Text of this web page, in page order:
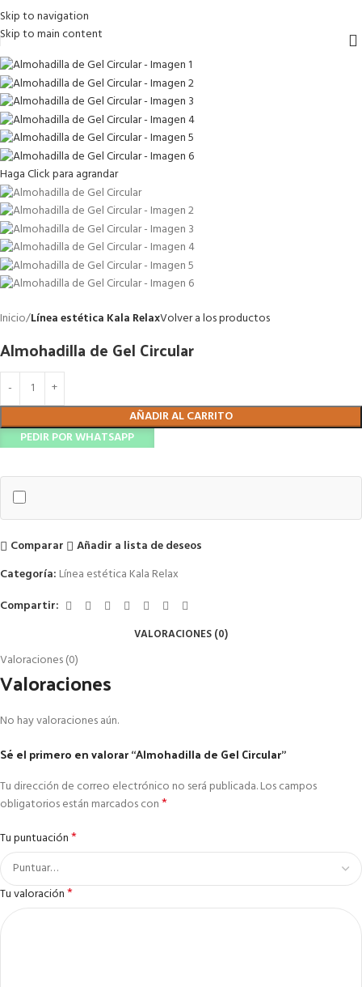
Skip to navigation
Skip to main content
Haga Click para agrandar
Inicio Línea estética Kala RelaxVolver a los productos
Almohadilla de Gel Circular
AÑADIR AL CARRITO
PEDIR POR WHATSAPP
Comparar
Añadir a lista de deseos
Categoría: Línea estética Kala Relax
Compartir:
VALORACIONES (0)
Valoraciones (0)
Valoraciones
No hay valoraciones aún.
Sé el primero en valorar “Almohadilla de Gel Circular”
Tu dirección de correo electrónico no será publicada.Los campos
obligatorios están marcados con*
Tu puntuación*
Tu valoración*